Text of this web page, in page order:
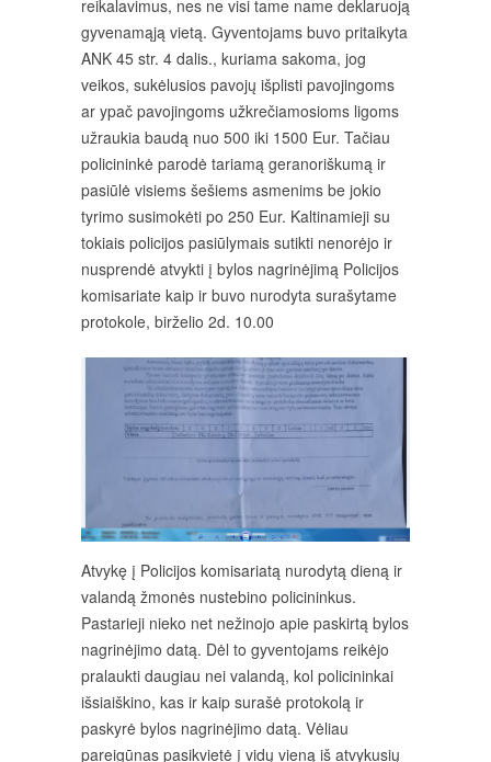
reikalavimus, nes ne visi tame name deklaruoją
gyvenamąją vietą. Gyventojams buvo pritaikyta
ANK 45 str. 4 dalis., kuriama sakoma, jog
veikos, sukėlusios pavojų išplisti pavojingoms
ar ypač pavojingoms užkrečiamosioms ligoms
užraukia baudą nuo 500 iki 1500 Eur. Tačiau
policininkė parodė tariamą geranoriškumą ir
pasiūlė visiems šešiems asmenims be jokio
tyrimo susimokėti po 250 Eur. Kaltinamieji su
tokiais policijos pasiūlymais sutikti nenorėjo ir
nusprendė atvykti į bylos nagrinėjimą Policijos
komisariate kaip ir buvo nurodyta surašytame
protokole, birželio 2d. 10.00
Atvykę į Policijos komisariatą nurodytą dieną ir
valandą žmonės nustebino policininkus.
Pastarieji nieko net nežinojo apie paskirtą bylos
nagrinėjimo datą. Dėl to gyventojams reikėjo
pralaukti daugiau nei valandą, kol policininkai
išsiaiškino, kas ir kaip surašė protokolą ir
paskyrė bylos nagrinėjimo datą. Vėliau
pareigūnas pasikvietė į vidų vieną iš atvykusių